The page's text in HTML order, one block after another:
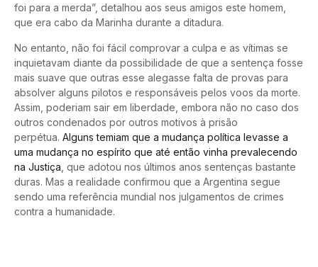
foi para a merda”, detalhou aos seus amigos este homem,
que era cabo da Marinha durante a ditadura.
No entanto, não foi fácil comprovar a culpa e as vítimas se
inquietavam diante da possibilidade de que a sentença fosse
mais suave que outras esse alegasse falta de provas para
absolver alguns pilotos e responsáveis pelos voos da morte.
Assim, poderiam sair em liberdade, embora não no caso dos
outros condenados por outros motivos à prisão
perpétua. Alguns temiam que a mudança política levasse a
uma mudança no espírito que até então vinha prevalecendo
na Justiça , que adotou nos últimos anos sentenças bastante
duras. Mas a realidade confirmou que a Argentina segue
sendo uma referência mundial nos julgamentos de crimes
contra a humanidade.